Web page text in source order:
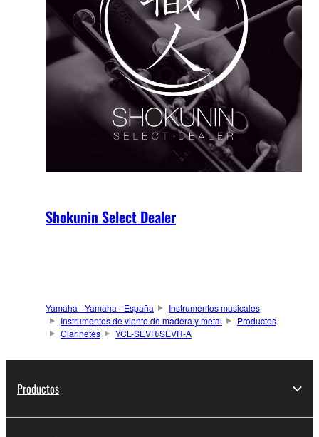
Shokunin Select Dealer
Yamaha - Yamaha - España
Instrumentos musicales
Instrumentos de viento de madera y metal
Productos
Clarinetes
YCL-SEVR/SEVR-A
Productos